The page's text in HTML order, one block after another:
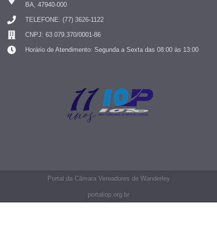
BA, 47940-000
TELEFONE: (77) 3626-1122
CNPJ: 63.079.370/0001-86
Horário de Atendimento: Segunda a Sexta das 08:00 às 13:00
Portal da Câmara Vereadores de Wanderley
portaliop.org.br